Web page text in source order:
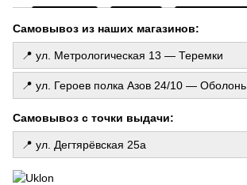
Свечи для дома
Заказать шарики на день рождения
Гелиевые шарики для девочки
Набор ароматических свечей
Бумажные гирлянды
Всё для декора праздника
Восковые свечи купить киев
Самовывоз из наших магазинов:
📍 ул. Метрологическая 13 — Теремки
📍 ул. Героев полка Азов 24/10 — Оболонь
Самовывоз с точки выдачи:
📍 ул. Дегтярёвская 25а